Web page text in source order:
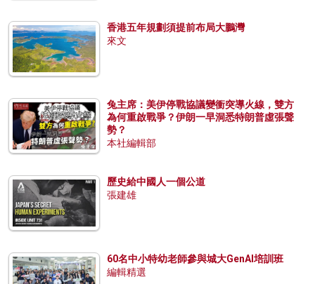
香港五年規劃須提前布局大鵬灣
來文
兔主席：美伊停戰協議變衝突導火線，雙方
為何重啟戰爭？伊朗一早洞悉特朗普虛張聲
勢？
本社編輯部
歷史給中國人一個公道
張建雄
60名中小特幼老師參與城大GenAI培訓班
編輯精選